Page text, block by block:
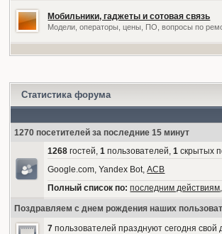
Мобильники, гаджеты и сотовая связь
Модели, операторы, цены, ПО, вопросы по
Статистика форума
1270 посетителей за последние 15 минут
1268 гостей,1 пользователей,1 скрытых
Google.com, Yandex Bot,АСВ
Полный список по: последним действиям
Поздравляем с днем рождения наших
7 пользователей празднуют сегодня свой